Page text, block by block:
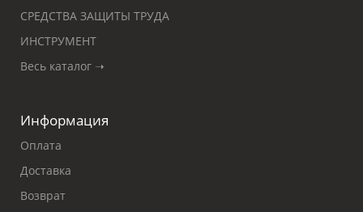
СРЕДСТВА ЗАЩИТЫ ТРУДА
ИНСТРУМЕНТ
Весь каталог ➝
Информация
Оплата
Доставка
Возврат